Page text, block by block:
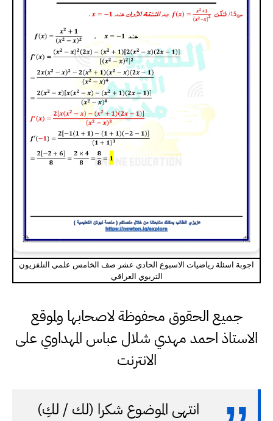
اجوبة اسئلة رياضيات الاسبوع الحادي عشر صف الخامس علمي التلفزيون
التربوي العراقي
جميع الحقوق محفوظة لاصحابها ولموقع
الاستاذ احمد مهدي شلال عباس المهداوي على
الانترنت
انتهى الموضوع شكرا (لك / لكِ)